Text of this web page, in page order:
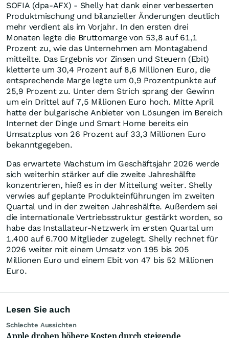
SOFIA (dpa-AFX) - Shelly hat dank einer verbesserten
Produktmischung und bilanzieller Änderungen deutlich
mehr verdient als im Vorjahr. In den ersten drei
Monaten legte die Bruttomarge von 53,8 auf 61,1
Prozent zu, wie das Unternehmen am Montagabend
mitteilte. Das Ergebnis vor Zinsen und Steuern (Ebit)
kletterte um 30,4 Prozent auf 8,6 Millionen Euro, die
entsprechende Marge legte um 0,9 Prozentpunkte auf
25,9 Prozent zu. Unter dem Strich sprang der Gewinn
um ein Drittel auf 7,5 Millionen Euro hoch. Mitte April
hatte der bulgarische Anbieter von Lösungen im Bereich
Internet der Dinge und Smart Home bereits ein
Umsatzplus von 26 Prozent auf 33,3 Millionen Euro
bekanntgegeben.
Das erwartete Wachstum im Geschäftsjahr 2026 werde
sich weiterhin stärker auf die zweite Jahreshälfte
konzentrieren, hieß es in der Mitteilung weiter. Shelly
verwies auf geplante Produkteinführungen im zweiten
Quartal und in der zweiten Jahreshälfte. Außerdem sei
die internationale Vertriebsstruktur gestärkt worden, so
habe das Installateur-Netzwerk im ersten Quartal um
1.400 auf 6.700 Mitglieder zugelegt. Shelly rechnet für
2026 weiter mit einem Umsatz von 195 bis 205
Millionen Euro und einem Ebit von 47 bis 52 Millionen
Euro.
Lesen Sie auch
Schlechte Aussichten